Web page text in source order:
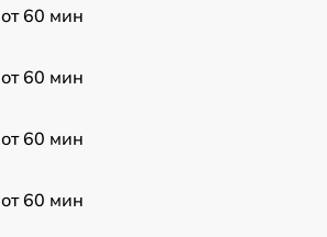
от 60 мин
от 60 мин
от 60 мин
от 60 мин